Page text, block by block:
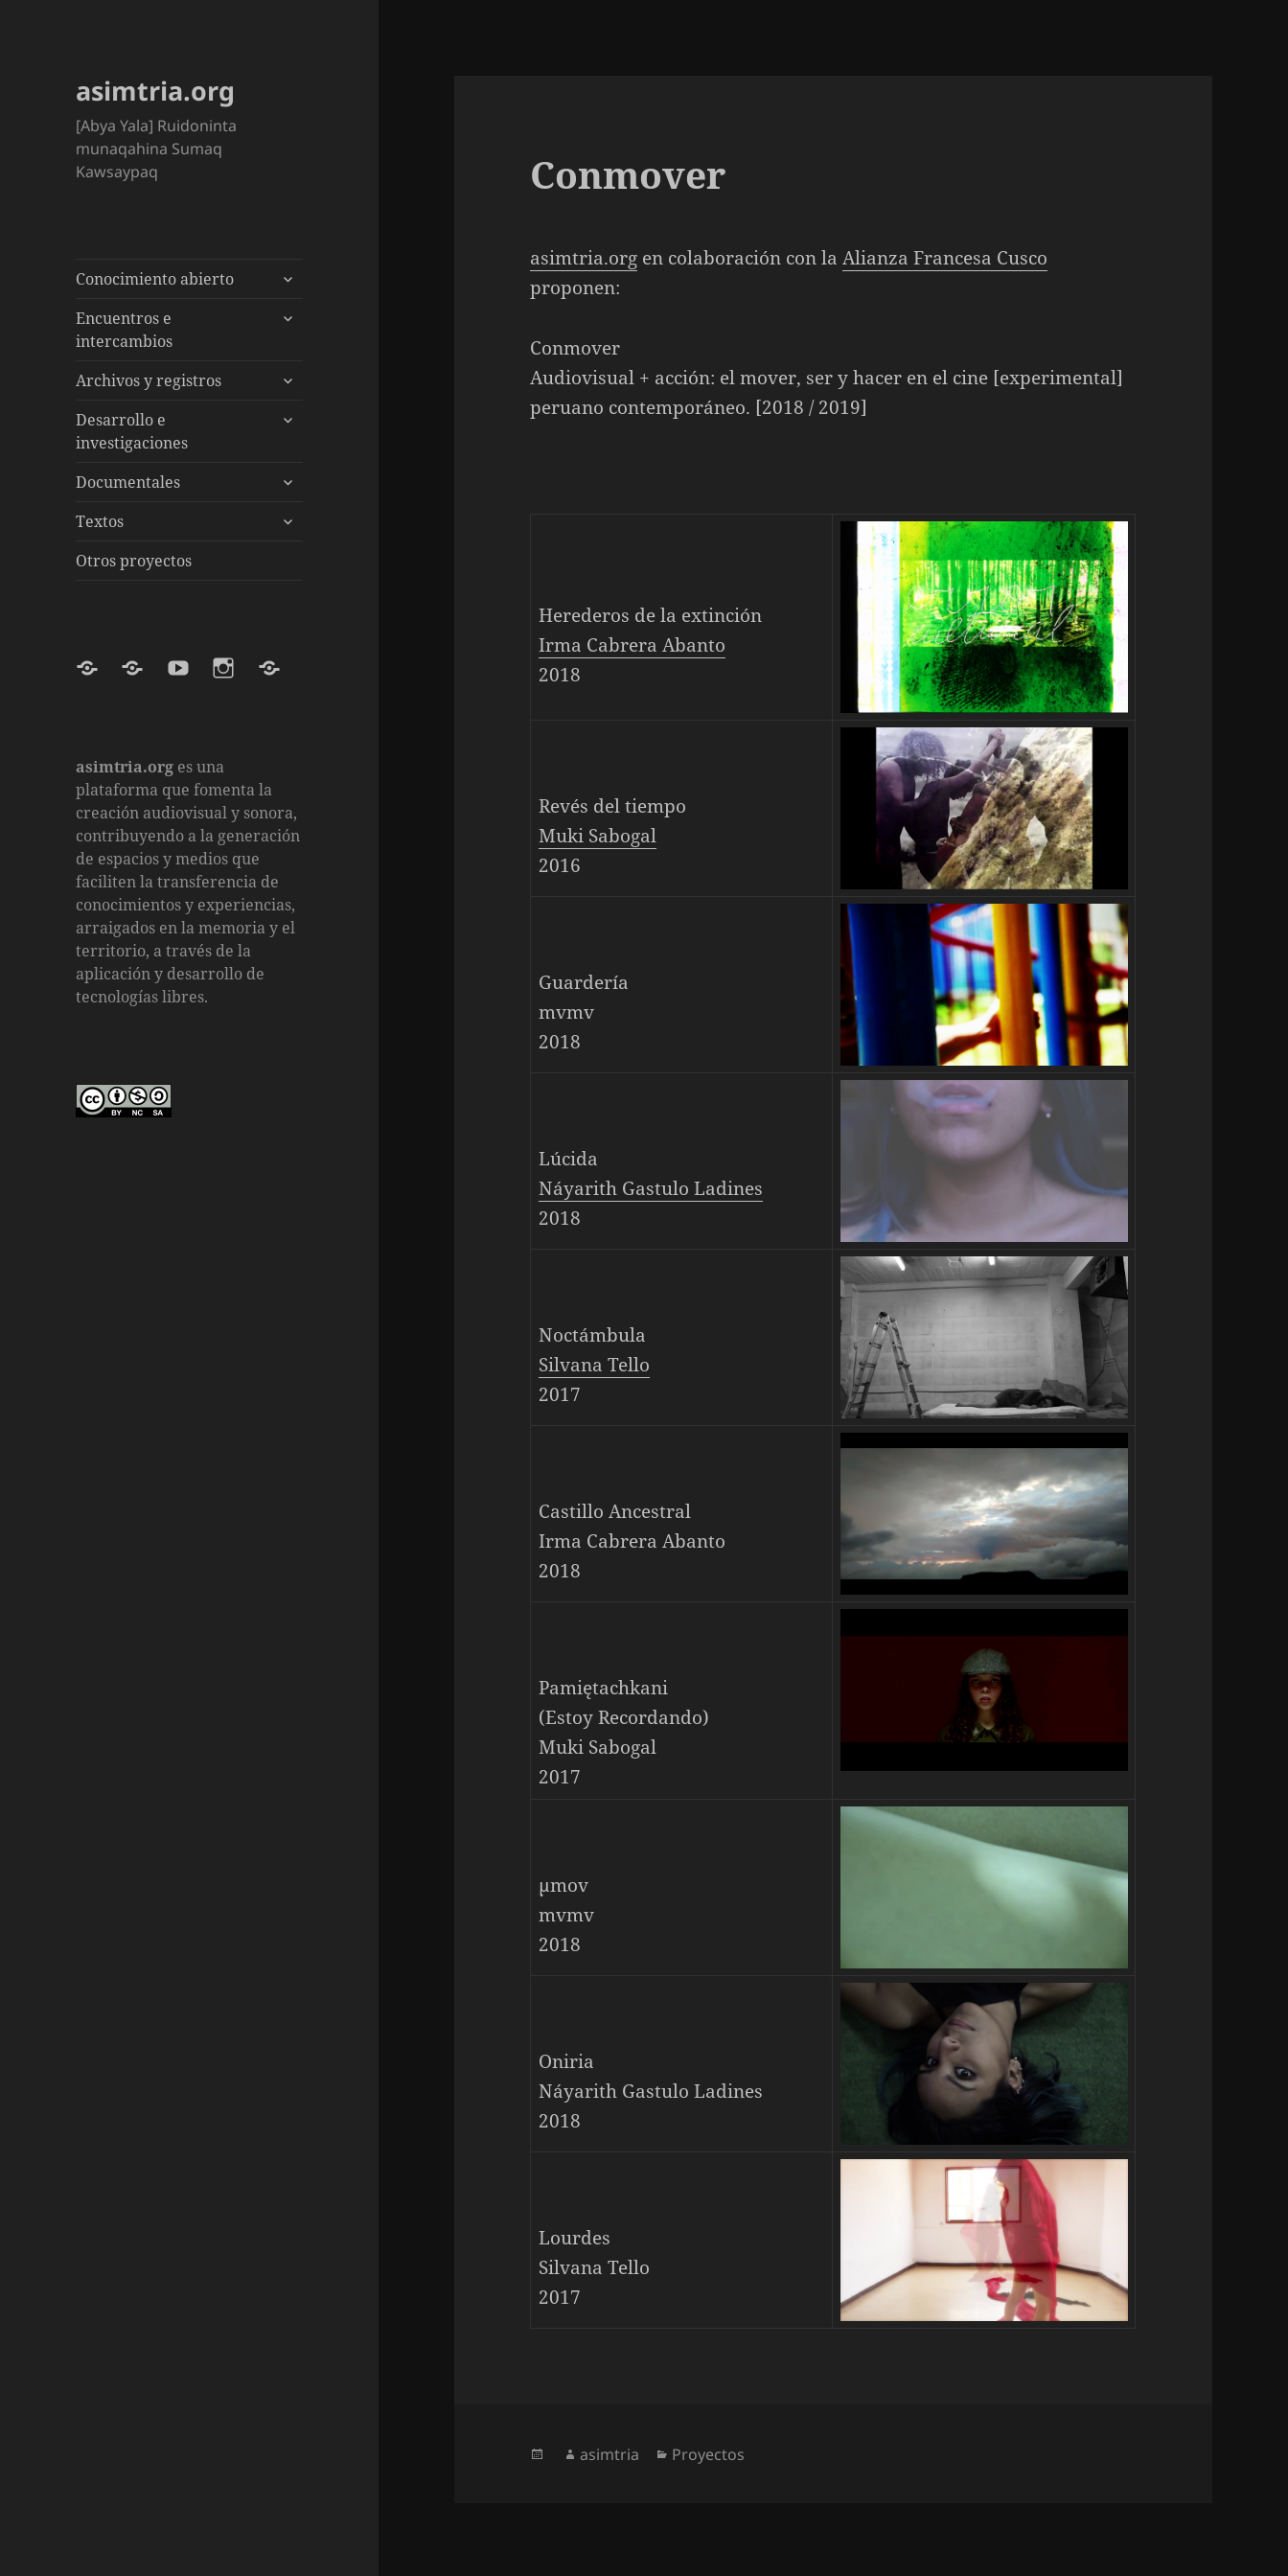
asimtria.org
[Abya Yala] Ruidoninta
munaqahina Sumaq
Kawsaypaq
Conocimiento abierto
expande
menú
Encuentros e
intercambios
expande
inferior
Archivos y registros
expande
menú
Desarrollo e
investigaciones
expande
inferior
Documentales
expande
menú
Textos
expande
Otros proyectos
MastodonInternetYouTubeInstagram
TikTok
asimtria.org es una
plataforma que fomenta la
creación audiovisual y sonora,
contribuyendo a la generación
de espacios y medios que
faciliten la transferencia de
conocimientos y experiencias,
arraigados en la memoria y el
territorio, a través de la
aplicación y desarrollo de
tecnologías libres.
Conmover
asimtria.org en colaboración con laAlianza Francesa Cusco
proponen:
Conmover
Audiovisual + acción: el mover, ser y hacer en el cine [experimental]
peruano contemporáneo. [2018 / 2019]
Herederos de la extinción
Irma Cabrera Abanto
2018
Revés del tiempo
Muki Sabogal
2016
Guardería
mvmv
2018
Lúcida
Náyarith Gastulo Ladines
2018
Noctámbula
Silvana Tello
2017
Castillo Ancestral
Irma Cabrera Abanto
2018
Pamiętachkani
(Estoy Recordando)
Muki Sabogal
2017
μmov
mvmv
2018
Oniria
Náyarith Gastulo Ladines
2018
Lourdes
Silvana Tello
2017
Publicado
Autor
asimtria Categorías
Proyectos